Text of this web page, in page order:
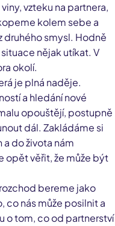
vzteku na partnera,
kolem sebe a
druhého smysl. Hodně
nějak utíkat. V
okolí.
je plná naděje.
a hledání nové
opouštějí, postupně
dál. Zakládáme si
do života nám
opět věřit, že může být
bereme jako
co nás může posilnit a
o tom, co od partnerství